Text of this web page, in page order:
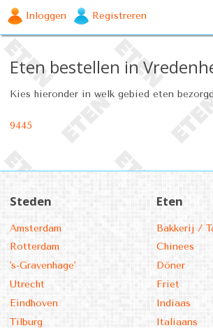
Inloggen Registreren
Eten bestellen in
Kies hieronder in welk gebied eten
9445
Steden
Amsterdam
Rotterdam
's-Gravenhage'
Utrecht
Eindhoven
Tilburg
Eten
Bakkerij /
Chinees
Döner
Friet
Indiaas
Italiaans